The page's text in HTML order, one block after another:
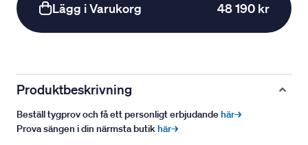
Lägg i Varukorg 48 190 kr
Produktbeskrivning
Beställ tygprov och få ett personligt erbjudandehär→
Prova sängen i din närmsta butikhär→